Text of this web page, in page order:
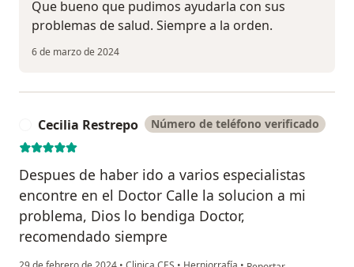
Que bueno que pudimos ayudarla con sus
problemas de salud. Siempre a la orden.
6 de marzo de 2024
Cecilia Restrepo Número de teléfono verificado
Despues de haber ido a varios especialistas
encontre en el Doctor Calle la solucion a mi
problema, Dios lo bendiga Doctor,
recomendado siempre
en opinión del usuario